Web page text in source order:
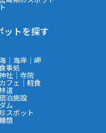
ットを探す
｜海岸｜岬
事処
社｜寺院
カフェ｜軽食
道
泊施設
ダム
スポット
類